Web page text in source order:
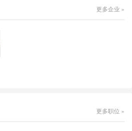
更多企业 »
更多职位 »